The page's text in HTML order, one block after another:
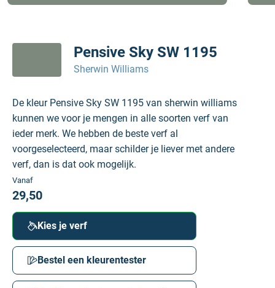
Pensive Sky SW 1195
Sherwin Williams
De kleur Pensive Sky SW 1195 van sherwin williams
kunnen we voor je mengen in alle soorten verf van
ieder merk. We hebben de beste verf al
voorgeselecteerd, maar schilder je liever met andere
verf, dan is dat ook mogelijk.
Vanaf
29,50
Kies je verf
Bestel een kleurentester